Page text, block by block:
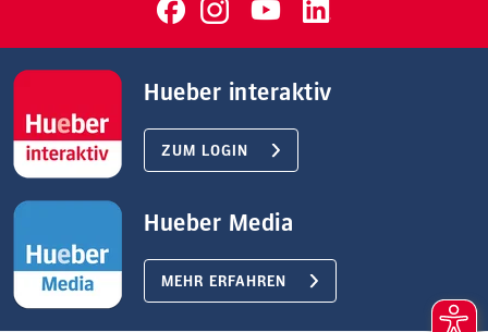
Hueber interaktiv
ZUM LOGIN
Hueber Media
MEHR ERFAHREN